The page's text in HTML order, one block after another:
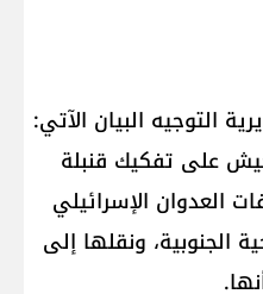
التوجيه البيان الآتي:
على تفكيك قنبلة
العدوان الإسرائيلي
الجنوبية، ونقلها إلى